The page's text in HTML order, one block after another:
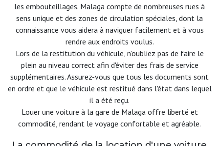
les embouteillages. Malaga compte de nombreuses rues à
sens unique et des zones de circulation spéciales, dont la
connaissance vous aidera à naviguer facilement et à vous
rendre aux endroits voulus.
Lors de la restitution du véhicule, n'oubliez pas de faire le
plein au niveau correct afin d'éviter des frais de service
supplémentaires. Assurez-vous que tous les documents sont
en ordre et que le véhicule est restitué dans l'état dans lequel
il a été reçu.
Louer une voiture à la gare de Malaga offre liberté et
commodité, rendant le voyage confortable et agréable.